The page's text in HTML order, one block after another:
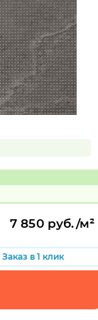
Код:
810723
7 850 руб./м²
Заказ в 1 клик